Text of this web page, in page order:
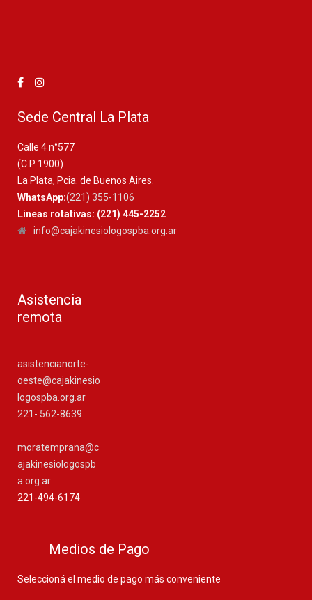
Sede Central La Plata
Calle 4 n°577
(C.P 1900)
La Plata, Pcia. de Buenos Aires.
WhatsApp:(221) 355-1106
Lineas rotativas: (221) 445-2252
info@cajakinesiologospba.org.ar
Asistencia
remota
asistencianorte-
oeste@cajakinesio
logospba.org.ar
221- 562-8639
moratemprana@c
ajakinesiologospb
a.org.ar
221-494-6174
Medios de Pago
Seleccioná el medio de pago más conveniente